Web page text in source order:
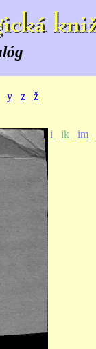
y z ž
i
ik im